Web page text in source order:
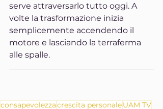
serve attraversarlo tutto oggi. A
volte la trasformazione inizia
semplicemente accendendo il
motore e lasciando la terraferma
alle spalle.
consapevolezzacrescita personaleUAM TV